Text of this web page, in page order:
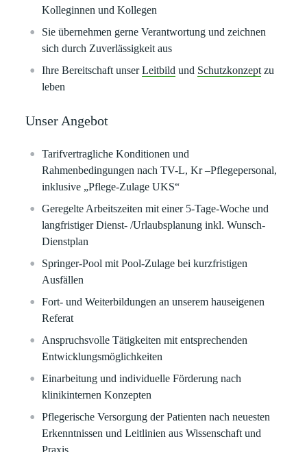
Kolleginnen und Kollegen
Sie übernehmen gerne Verantwortung und zeichnen
sich durch Zuverlässigkeit aus
Ihre Bereitschaft unserLeitbild und Schutzkonzept zu
leben
Unser Angebot
Tarifvertragliche Konditionen und
Rahmenbedingungen nach TV-L, Kr –Pflegepersonal,
inklusive „Pflege-Zulage UKS“
Geregelte Arbeitszeiten mit einer 5-Tage-Woche und
langfristiger Dienst- /Urlaubsplanung inkl. Wunsch-
Dienstplan
Springer-Pool mit Pool-Zulage bei kurzfristigen
Ausfällen
Fort- und Weiterbildungen an unserem hauseigenen
Referat
Anspruchsvolle Tätigkeiten mit entsprechenden
Entwicklungsmöglichkeiten
Einarbeitung und individuelle Förderung nach
klinikinternen Konzepten
Pflegerische Versorgung der Patienten nach neuesten
Erkenntnissen und Leitlinien aus Wissenschaft und
Praxis